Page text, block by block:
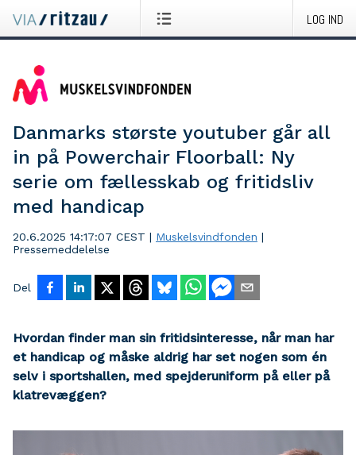
LOG IND
Danmarks største youtuber går all
in på Powerchair Floorball: Ny
serie om fællesskab og fritidsliv
med handicap
20.6.2025 14:17:07 CEST | Muskelsvindfonden |
Pressemeddelelse
Del
Hvordan finder man sin fritidsinteresse, når man har
et handicap og måske aldrig har set nogen som én
selv i sportshallen, med spejderuniform på eller på
klatrevæggen?